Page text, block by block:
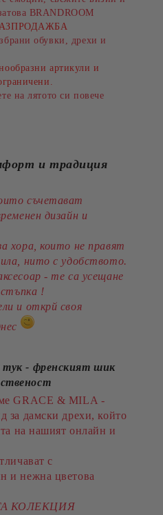
BRANDROOM
обувки, дрехи и
артикули и
на лятото си повече
и традиция
съчетават
дизайн и
хора, които не правят
нито с удобството.
- те са усещане
стъпка !
и открй своя
тук - френският шик
GRACE & MILA -
за дамски дрехи, който
на нашият онлайн и
с
и нежна цветова
КОЛЕКЦИЯ